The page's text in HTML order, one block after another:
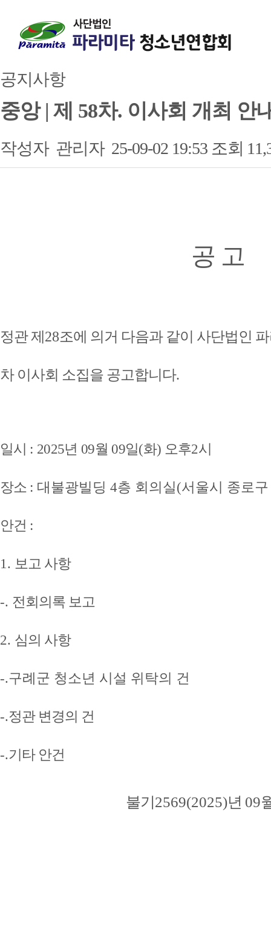
공지사항
중앙 | 제 58차. 이사회 개최 안
작성자 관리자 25-09-02 19:53 조회
공 고
정관 제 28조에 의거 다음과 같이 사단법인
차 이사회 소집을 공고합니다.
일시 : 2025년 09월 09일(화) 오후2시
장소 : 대불광빌딩 4층 회의실(서울시 종로구
안건 :
1. 보고 사항
-. 전회의록 보고
2. 심의 사항
-.구례군 청소년 시설 위탁의 건
-.정관 변경의 건
-.기타 안건
불기2569(2025)년 09